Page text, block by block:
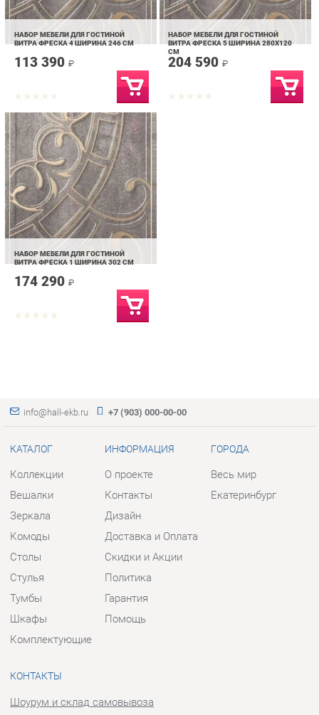
НАБОР МЕБЕЛИ ДЛЯ ГОСТИНОЙ
ВИТРА ФРЕСКА 4 ШИРИНА 246 СМ
113 390₽
НАБОР МЕБЕЛИ ДЛЯ ГОСТИНОЙ
ВИТРА ФРЕСКА 5 ШИРИНА 280Х120
204 590₽
НАБОР МЕБЕЛИ ДЛЯ ГОСТИНОЙ
ВИТРА ФРЕСКА 1 ШИРИНА 302 СМ
174 290₽
КАТАЛОГ
Вешалки
Зеркала
Комоды
Столы
Стулья
Тумбы
Шкафы
Комплектующие
ИНФОРМАЦИЯ
Контакты
Дизайн
Доставка и Оплата
Скидки и Акции
Политика
Гарантия
Помощь
Екатеринбург
КОНТАКТЫ
Адрес: г. Екатеринбург, пер.
Телефон: +7 (903) 000-00-00